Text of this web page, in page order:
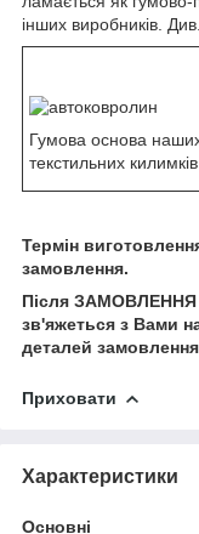
інших виробників.
Гумова основа
текстильних килимків
Термін
замовлення.
Після ЗАМОВЛЕННЯ
зв'яжеться з Вами
деталей
Приховати
Характеристики
Основні